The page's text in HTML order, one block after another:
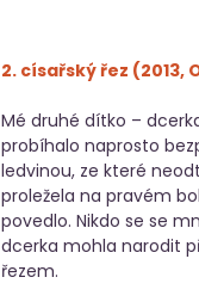
2. císařský řez
Mé druhé dítko –
probíhalo naprosto
ledvinou, ze které
proležela na pravém
povedlo. Nikdo se se
dcerka mohla narodit
řezem.